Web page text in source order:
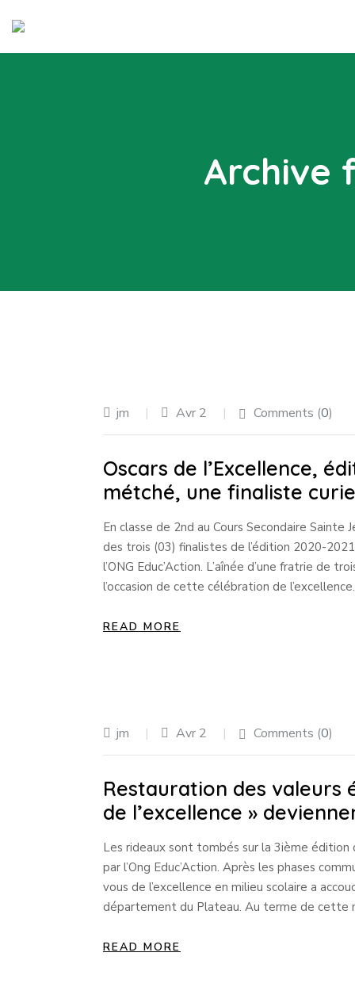
Archive
jm Avr 2 Comments (0)
Oscars de l’Excellence,
métché, une finaliste
En classe de 2nd au Cours Secondaire Sainte
des trois (03) finalistes de l’édition 2020-2021
l’ONG Educ’Action. L’aînée d’une fratrie de
l’occasion de cette célébration de
READ MORE
jm Avr 2 Comments (0)
Restauration des valeurs
de l’excellence »
Les rideaux sont tombés sur la 3ième édition
par l’Ong Educ’Action. Après les phases
vous de l’excellence en milieu scolaire a
département du Plateau. Au terme de cette
READ MORE